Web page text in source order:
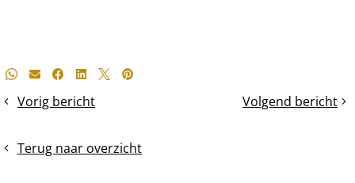
Deel
bericht
Whatsapp
E-mailFacebook
LinkedIn
X Pinterest
Vorig bericht
Propolis Volgend bericht
Zonnige
Terug naar overzicht